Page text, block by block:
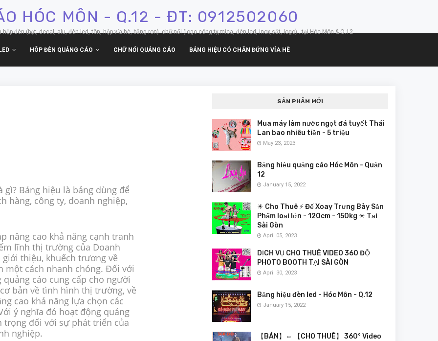
HÓC MÔN - Q.12 - ĐT: 0912502060
hộp đèn (bạt, decal, alu, đèn led, tôn, hộp vỉa hè, băng ron)- chữ nổi (logo công ty,mica, đèn led, inox,sắt, logo)...tại Hóc Môn & Q.12
HÔP ĐÈN QUẢNG CÁO CHỮ NỔI QUẢNG CÁO BẢNG HIỆU CÓ CHÂN ĐỨNG VỈA HÈ
gì? Bảng hiệu là bảng dùng để
hàng, công ty, doanh nghiệp,
nâng cao khả năng cạnh tranh
lĩnh thị trường của Doanh
thiệu, khuếch trương về
một cách nhanh chóng. Đối với
cáo cung cấp cho người
bản về tình hình thị trường, về
cao khả năng lựa chọn các
ý nghĩa đó hoạt động quảng
trọng đối với sự phát triển của
nghiệp.
SẢN PHẨM MỚI
Mua máy làm nước ngọt đá tuyết Thái
Lan bao nhiêu tiền - 5 triệu
May 23, 2023
Bảng hiệu quảng cáo Hóc Môn - Quận
12
January 15, 2022
☀ Cho Thuê ⚡ Đế Xoay Trưng Bày Sản
Phẩm loại lớn - 120cm - 150kg ☀ Tại
Sài Gòn
April 05, 2023
DỊCH VỤ CHO THUÊ VIDEO 360 ĐỘ
PHOTO BOOTH TẠI SÀI GÒN
April 30, 2023
Bảng hiệu đèn led - Hóc Môn - Q.12
January 15, 2022
【BÁN】⇔ 【CHO THUÊ】 360° Video